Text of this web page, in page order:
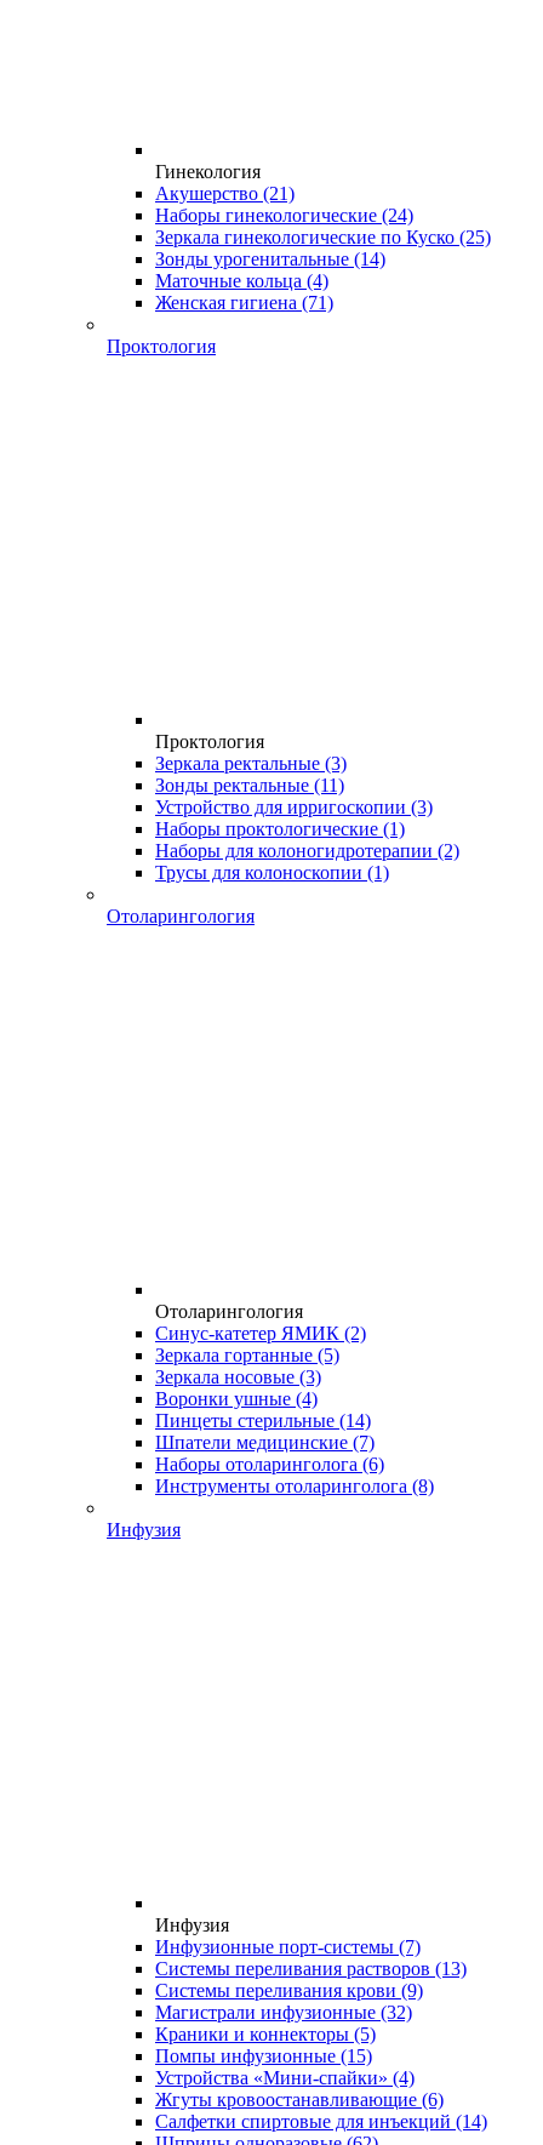
Гинекология
Акушерство (21)
Наборы гинекологические (24)
Зеркала гинекологические по Куско (25)
Зонды урогенитальные (14)
Маточные кольца (4)
Женская гигиена (71)
Проктология
Проктология
Зеркала ректальные (3)
Зонды ректальные (11)
Устройство для ирригоскопии (3)
Наборы проктологические (1)
Наборы для колоногидротерапии (2)
Трусы для колоноскопии (1)
Отоларингология
Отоларингология
Синус-катетер ЯМИК (2)
Зеркала гортанные (5)
Зеркала носовые (3)
Воронки ушные (4)
Пинцеты стерильные (14)
Шпатели медицинские (7)
Наборы отоларинголога (6)
Инструменты отоларинголога (8)
Инфузия
Инфузия
Инфузионные порт-системы (7)
Системы переливания растворов (13)
Системы переливания крови (9)
Магистрали инфузионные (32)
Краники и коннекторы (5)
Помпы инфузионные (15)
Устройства «Мини-спайки» (4)
Жгуты кровоостанавливающие (6)
Салфетки спиртовые для инъекций (14)